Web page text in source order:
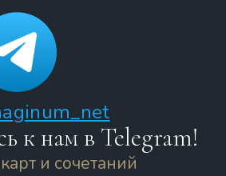
к нам в Telegram!
и сочетаний